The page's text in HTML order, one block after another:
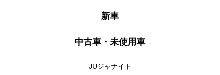
新車
中古車・未使用車
JUジャナイト